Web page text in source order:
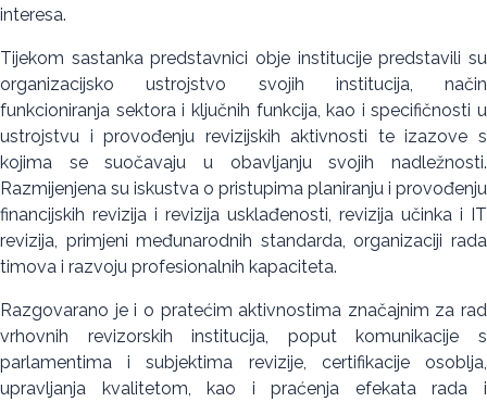
interesa.
Tijekom sastanka predstavnici obje institucije predstavili su
organizacijsko ustrojstvo svojih institucija, način
funkcioniranja sektora i ključnih funkcija, kao i specifičnosti u
ustrojstvu i provođenju revizijskih aktivnosti te izazove s
kojima se suočavaju u obavljanju svojih nadležnosti.
Razmijenjena su iskustva o pristupima planiranju i provođenju
financijskih revizija i revizija usklađenosti, revizija učinka i IT
revizija, primjeni međunarodnih standarda, organizaciji rada
timova i razvoju profesionalnih kapaciteta.
Razgovarano je i o pratećim aktivnostima značajnim za rad
vrhovnih revizorskih institucija, poput komunikacije s
parlamentima i subjektima revizije, certifikacije osoblja,
upravljanja kvalitetom, kao i praćenja efekata rada i